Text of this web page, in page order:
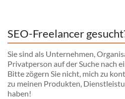
SEO-Freelancer
Sie sind als Unternehmen,
Privatperson auf der Suche nach
Bitte zögern Sie nicht, mich zu
zu meinen Produkten,
haben!